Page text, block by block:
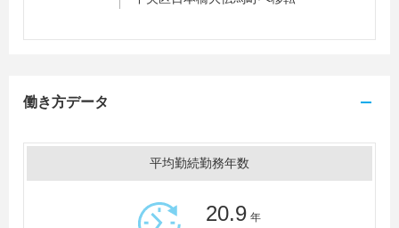
働き方データ
平均勤続勤務年数
20.9 年